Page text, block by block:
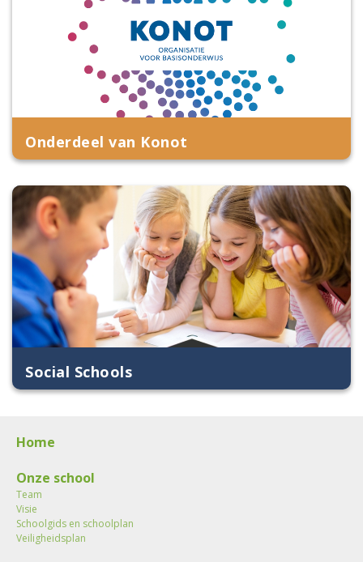
Onderdeel van Konot
Social Schools
Home
Onze school
Team
Visie
Schoolgids en schoolplan
Veiligheidsplan